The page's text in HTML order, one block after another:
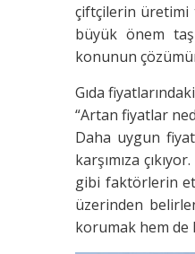
çiftçilerin üretimi
büyük önem
konunun
Gıda
“Artan fiyatlar
Daha uygun
karşımıza
gibi faktörlerin
üzerinden
korumak hem de